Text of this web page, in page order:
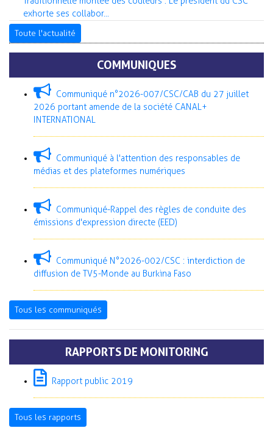
exhorte ses collabor...
Toute l'actualité
COMMUNIQUES
Communiqué n°2026-007/CSC/CAB du 27 juillet
2026 portant amende de la société CANAL+
INTERNATIONAL
Communiqué à l'attention des responsables de
médias et des plateformes numériques
Communiqué-Rappel des règles de conduite des
émissions d'expression directe (EED)
Communiqué N°2026-002/CSC : interdiction de
diffusion de TV5-Monde au Burkina Faso
Tous les communiqués
RAPPORTS DE MONITORING
Rapport public 2019
Tous les rapports